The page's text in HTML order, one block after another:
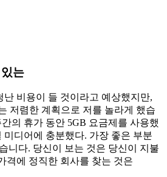
는
난 비용이 들 것이라고 예상했지만,
저렴한 계획으로 저를 놀라게 했습
의 휴가 동안 5GB 요금제를 사용했
미디어에 충분했다. 가장 좋은 부분
니다. 당신이 보는 것은 당신이 지불
격에 정직한 회사를 찾는 것은